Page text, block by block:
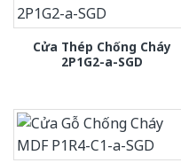
Cửa Thép Chống Cháy
2P1G2-a-SGD